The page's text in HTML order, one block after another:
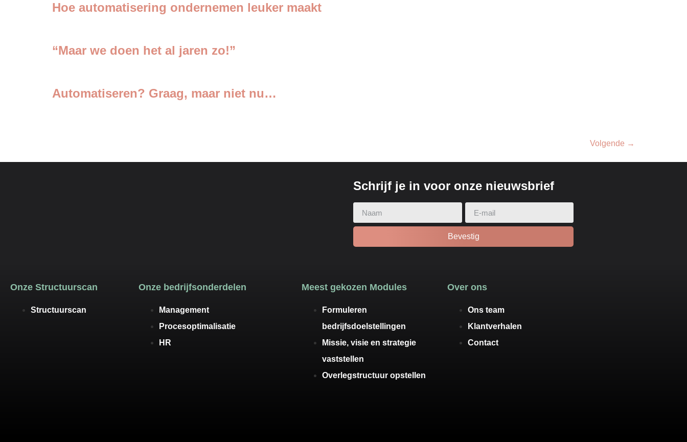
Hoe automatisering ondernemen leuker maakt
“Maar we doen het al jaren zo!”
Automatiseren? Graag, maar niet nu…
Volgende →
Schrijf je in voor onze nieuwsbrief
Bevestig
Onze Structuurscan
Structuurscan
Onze bedrijfsonderdelen
Management
Procesoptimalisatie
HR
Meest gekozen Modules
Formuleren
bedrijfsdoelstellingen
Missie, visie en strategie
vaststellen
Overlegstructuur opstellen
Over ons
Ons team
Klantverhalen
Contact